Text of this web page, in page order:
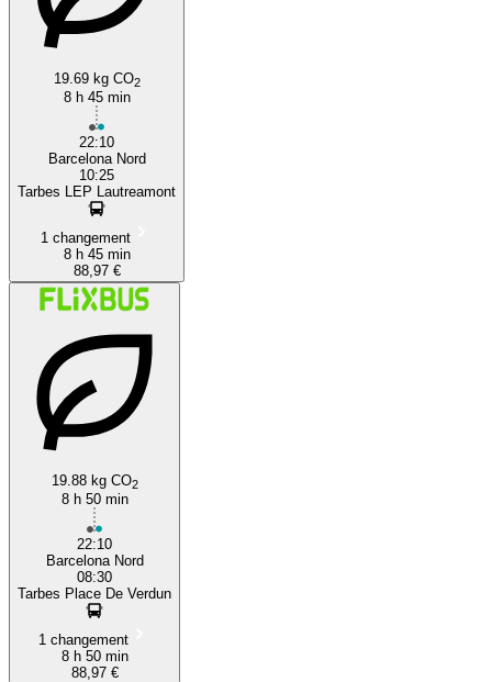
19.69 kg CO2
8 h 45 min
22:10
Barcelona Nord
10:25
Tarbes LEP Lautreamont
1 changement
8 h 45 min
88,97 €
19.88 kg CO2
8 h 50 min
22:10
Barcelona Nord
08:30
Tarbes Place De Verdun
1 changement
8 h 50 min
88,97 €